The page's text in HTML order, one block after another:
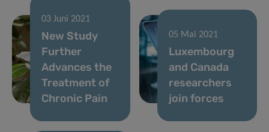
03 Juni 2021
New Study
Further
Advances the
Treatment of
Chronic Pain
05 Mai 2021
Luxembourg
and Canada
researchers
join forces